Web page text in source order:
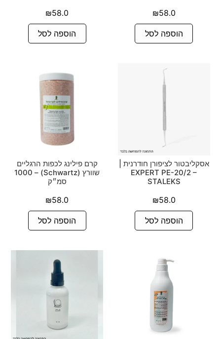
₪58.0
הוספה לסל
₪58.0
הוספה לסל
אסקליבטור לציפורן חודרנית |
EXPERT PE-20/2 –
STALEKS
₪58.0
הוספה לסל
קרם פילינג לכפות הרגליים
שוורץ (Schwartz) – 1000
סמ״ק
₪58.0
הוספה לסל